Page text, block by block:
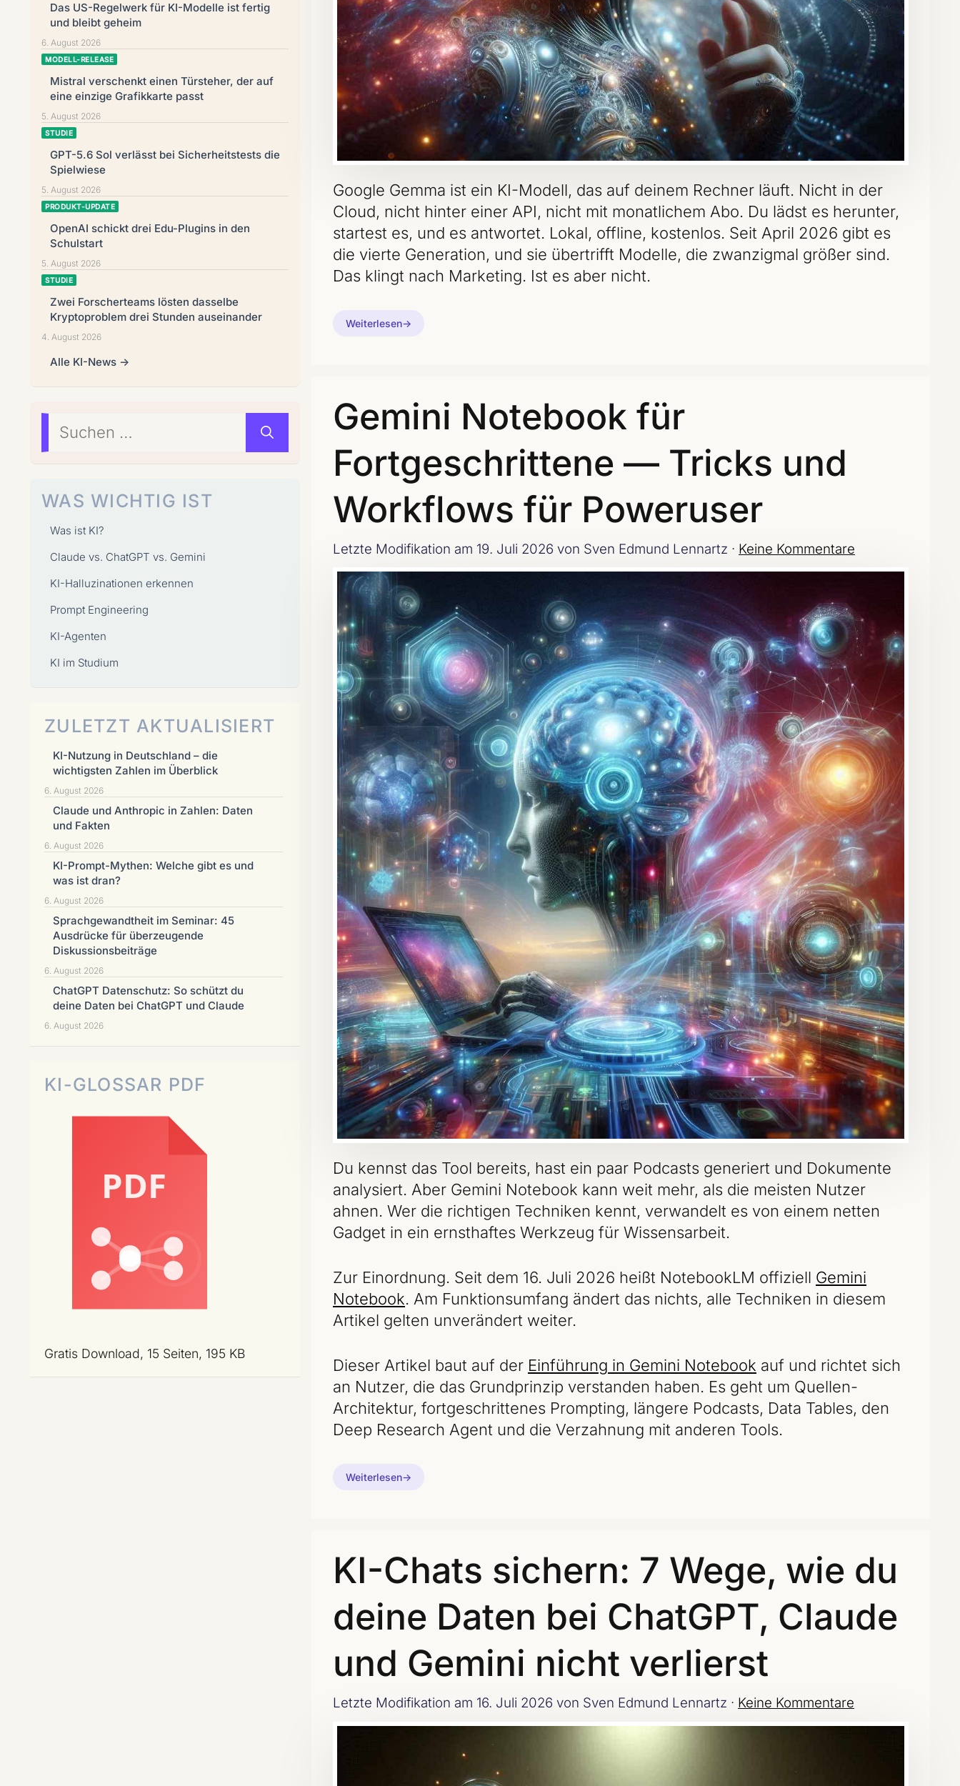
Google Gemma ist ein KI-Modell, das auf deinem Rechner läuft. Nicht in der
Cloud, nicht hinter einer API, nicht mit monatlichem Abo. Du lädst es herunter,
startest es, und es antwortet. Lokal, offline, kostenlos. Seit April 2026 gibt es
die vierte Generation, und sie übertrifft Modelle, die zwanzigmal größer sind.
Das klingt nach Marketing. Ist es aber nicht.
Weiterlesen
Gemini Notebook für
Fortgeschrittene — Tricks und
Workflows für Poweruser
Letzte Modifikation am 19. Juli 2026 von Sven Edmund Lennartz · Keine Kommentare
Du kennst das Tool bereits, hast ein paar Podcasts generiert und Dokumente
analysiert. Aber Gemini Notebook kann weit mehr, als die meisten Nutzer
ahnen. Wer die richtigen Techniken kennt, verwandelt es von einem netten
Gadget in ein ernsthaftes Werkzeug für Wissensarbeit.
Zur Einordnung. Seit dem 16. Juli 2026 heißt NotebookLM offiziell Gemini
Notebook. Am Funktionsumfang ändert das nichts, alle Techniken in diesem
Artikel gelten unverändert weiter.
Dieser Artikel baut auf der Einführung in Gemini Notebook auf und richtet sich
an Nutzer, die das Grundprinzip verstanden haben. Es geht um Quellen-
Architektur, fortgeschrittenes Prompting, längere Podcasts, Data Tables, den
Deep Research Agent und die Verzahnung mit anderen Tools.
Weiterlesen
KI-Chats sichern: 7 Wege, wie du
deine Daten bei ChatGPT, Claude
und Gemini nicht verlierst
Letzte Modifikation am 16. Juli 2026 von Sven Edmund Lennartz · Keine Kommentare
Das US-Regelwerk für KI-Modelle ist fertig
und bleibt geheim
6. August 2026
MODELL-RELEASE
Mistral verschenkt einen Türsteher, der auf
eine einzige Grafikkarte passt
5. August 2026
STUDIE
GPT-5.6 Sol verlässt bei Sicherheitstests die
Spielwiese
5. August 2026
PRODUKT-UPDATE
OpenAI schickt drei Edu-Plugins in den
Schulstart
5. August 2026
STUDIE
Zwei Forscherteams lösten dasselbe
Kryptoproblem drei Stunden auseinander
4. August 2026
Alle KI-News →
Suchen
nach:
WAS WICHTIG IST
Was ist KI?
Claude vs. ChatGPT vs. Gemini
KI-Halluzinationen erkennen
Prompt Engineering
KI-Agenten
KI im Studium
ZULETZT AKTUALISIERT
KI-Nutzung in Deutschland – die
wichtigsten Zahlen im Überblick
6. August 2026
Claude und Anthropic in Zahlen: Daten
und Fakten
6. August 2026
KI-Prompt-Mythen: Welche gibt es und
was ist dran?
6. August 2026
Sprachgewandtheit im Seminar: 45
Ausdrücke für überzeugende
Diskussionsbeiträge
6. August 2026
ChatGPT Datenschutz: So schützt du
deine Daten bei ChatGPT und Claude
6. August 2026
KI-GLOSSAR PDF
Gratis Download, 15 Seiten, 195 KB